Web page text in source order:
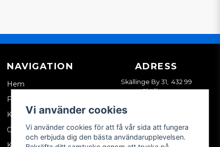
NAVIGATION
Hem
Företagskund
Kontakta oss
Om oss
ADRESS
Skällinge By 31, 432 99
Skällinge
Vi använder cookies
Vi använder cookies för att få vår sida att fungera
och erbjuda dig den bästa användarupplevelsen.